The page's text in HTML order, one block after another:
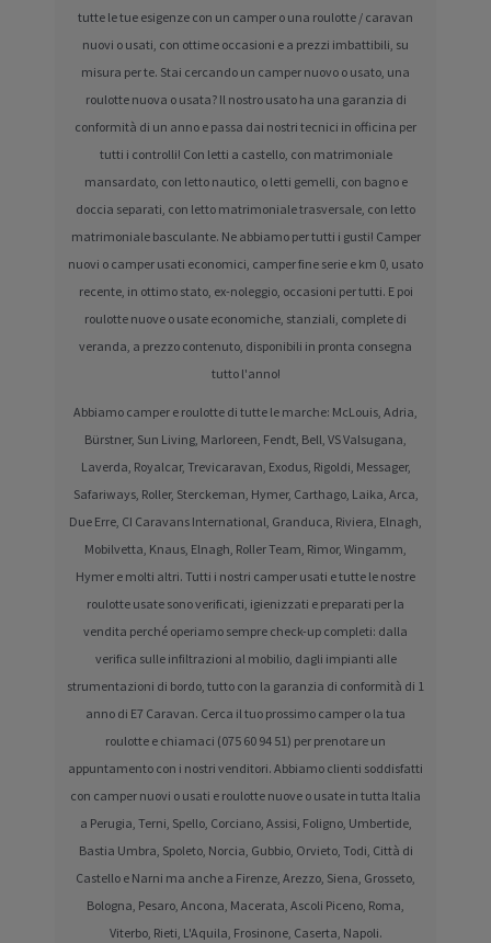
tutte le tue esigenze con un camper o una roulotte / caravan
nuovi o usati, con ottime occasioni e a prezzi imbattibili, su
misura per te. Stai cercando un camper nuovo o usato, una
roulotte nuova o usata? Il nostro usato ha una garanzia di
conformità di un anno e passa dai nostri tecnici in officina per
tutti i controlli! Con letti a castello, con matrimoniale
mansardato, con letto nautico, o letti gemelli, con bagno e
doccia separati, con letto matrimoniale trasversale, con letto
matrimoniale basculante. Ne abbiamo per tutti i gusti! Camper
nuovi o camper usati economici, camper fine serie e km 0, usato
recente, in ottimo stato, ex-noleggio, occasioni per tutti. E poi
roulotte nuove o usate economiche, stanziali, complete di
veranda, a prezzo contenuto, disponibili in pronta consegna
tutto l'anno!
Abbiamo camper e roulotte di tutte le marche: McLouis, Adria,
Bürstner, Sun Living, Marloreen, Fendt, Bell, VS Valsugana,
Laverda, Royalcar, Trevicaravan, Exodus, Rigoldi, Messager,
Safariways, Roller, Sterckeman, Hymer, Carthago, Laika, Arca,
Due Erre, CI Caravans International, Granduca, Riviera, Elnagh,
Mobilvetta, Knaus, Elnagh, Roller Team, Rimor, Wingamm,
Hymer e molti altri. Tutti i nostri camper usati e tutte le nostre
roulotte usate sono verificati, igienizzati e preparati per la
vendita perché operiamo sempre check-up completi: dalla
verifica sulle infiltrazioni al mobilio, dagli impianti alle
strumentazioni di bordo, tutto con la garanzia di conformità di 1
anno di E7 Caravan. Cerca il tuo prossimo camper o la tua
roulotte e chiamaci (075 60 94 51) per prenotare un
appuntamento con i nostri venditori. Abbiamo clienti soddisfatti
con camper nuovi o usati e roulotte nuove o usate in tutta Italia
a Perugia, Terni, Spello, Corciano, Assisi, Foligno, Umbertide,
Bastia Umbra, Spoleto, Norcia, Gubbio, Orvieto, Todi, Città di
Castello e Narni ma anche a Firenze, Arezzo, Siena, Grosseto,
Bologna, Pesaro, Ancona, Macerata, Ascoli Piceno, Roma,
Viterbo, Rieti, L'Aquila, Frosinone, Caserta, Napoli.